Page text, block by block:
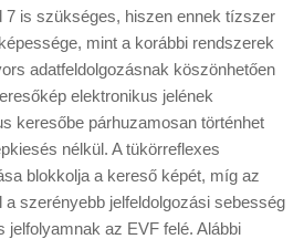
7 is szükséges, hiszen ennek tízszer
mint a korábbi rendszerek
adatfeldolgozásnak köszönhetően
elektronikus jelének
keresőbe párhuzamosan történhet
nélkül. A tükörreflexes
blokkolja a kereső képét, míg az
a szerényebb jelfeldolgozási sebesség
jelfolyamnak az EVF felé. Alábbi